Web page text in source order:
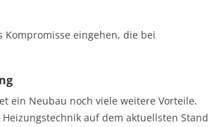
eingehen, die bei
ein Neubau noch viele weitere Vorteile.
auf dem aktuellsten Stand